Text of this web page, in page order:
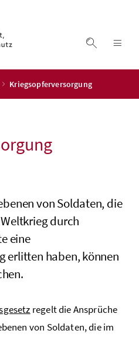
Suche
Kriegsopferversorgung
von Soldaten, die
durch
eine
erlitten haben, können
regelt die Ansprüche
von Soldaten, die im